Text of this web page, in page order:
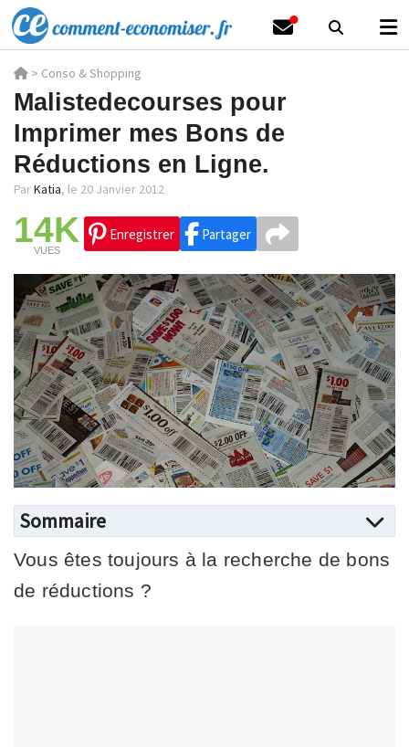
> Conso & Shopping
Malistedecourses pour
Imprimer mes Bons de
Réductions en Ligne.
ParKatia, le 20 Janvier 2012
14K
VUES
Enregistrer Partager
Sommaire
Vous êtes toujours à la recherche de bons
de réductions ?